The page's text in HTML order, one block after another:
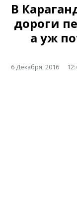
В
дороги
а уж
6 Декабря, 2016